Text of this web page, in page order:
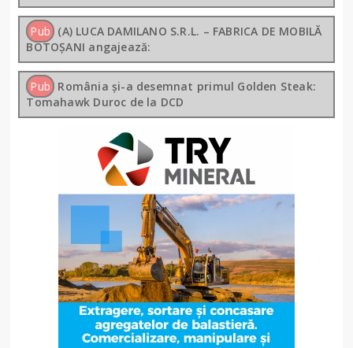
Pub (A) LUCA DAMILANO S.R.L. – FABRICA DE MOBILĂ
BOTOȘANI angajează:
Pub România și-a desemnat primul Golden Steak:
Tomahawk Duroc de la DCD